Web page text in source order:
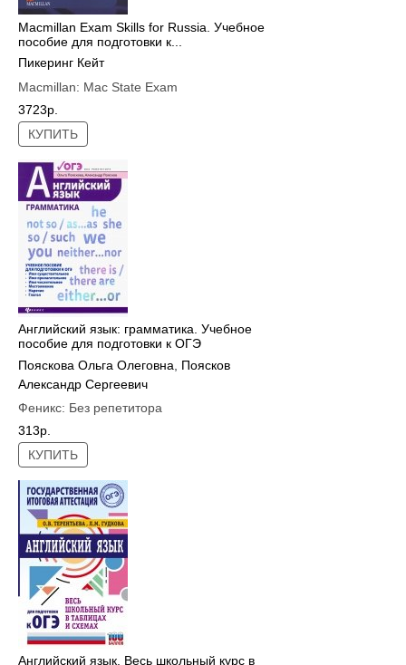
Macmillan Exam Skills for Russia. Учебное
пособие для подготовки к...
Пикеринг Кейт
Macmillan: Mac State Exam
3723р.
КУПИТЬ
Английский язык: грамматика. Учебное
пособие для подготовки к ОГЭ
Пояскова Ольга Олеговна
Поясков
Александр Сергеевич
Феникс: Без репетитора
313р.
КУПИТЬ
Английский язык. Весь школьный курс в